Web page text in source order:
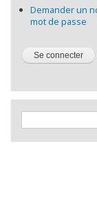
Demander un
mot de passe
Formulaire de